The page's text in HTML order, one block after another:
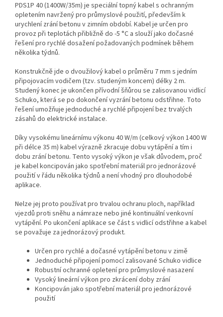
PDS1P 40 (1400W/35m) je speciální topný kabel s ochranným
opletením navržený pro průmyslové použití, především k
urychlení zrání betonu v zimním období. Kabel je určen pro
provoz při teplotách přibližně do -5 °C a slouží jako dočasné
řešení pro rychlé dosažení požadovaných podmínek během
několika týdnů.
Konstrukčně jde o dvoužilový kabel o průměru 7 mm s jedním
připojovacím vodičem (tzv. studeným koncem) délky 2 m.
Studený konec je ukončen přívodní šňůrou se zalisovanou vidlicí
Schuko, která se po dokončení vyzrání betonu odstřihne. Toto
řešení umožňuje jednoduché a rychlé připojení bez trvalých
zásahů do elektrické instalace.
Díky vysokému lineárnímu výkonu 40 W/m (celkový výkon 1400 W
při délce 35 m) kabel výrazně zkracuje dobu vytápění a tím i
dobu zrání betonu. Tento vysoký výkon je však důvodem, proč
je kabel koncipován jako spotřební materiál pro jednorázové
použití v řádu několika týdnů a není vhodný pro dlouhodobé
aplikace.
Nelze jej proto používat pro trvalou ochranu ploch, například
vjezdů proti sněhu a námraze nebo jiné kontinuální venkovní
vytápění. Po ukončení aplikace se část s vidlicí odstřihne a kabel
se považuje za jednorázový produkt.
Určen pro rychlé a dočasné vytápění betonu v zimě
Jednoduché připojení pomocí zalisované Schuko vidlice
Robustní ochranné opletení pro průmyslové nasazení
Vysoký lineární výkon pro zkrácení doby zrání
Koncipován jako spotřební materiál pro jednorázové
použití